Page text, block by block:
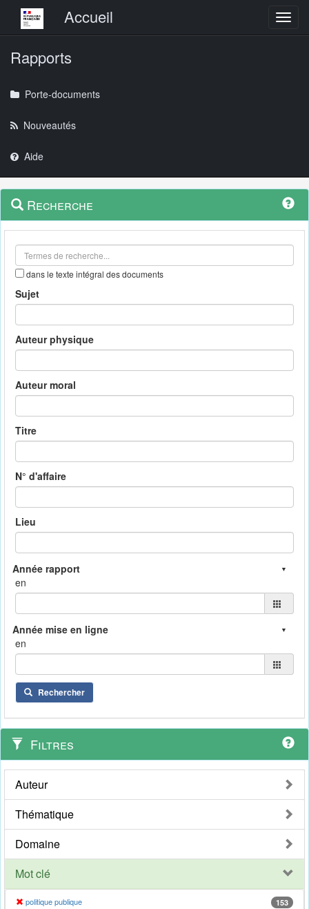
Menu principalAccueil
Rapports
Porte-documents
Nouveautés
Aide
Navigation
outils
Menu
contextuel
Recherche
dans le texte intégral des documents
Sujet
Auteur physique
Auteur moral
Titre
N° d'affaire
Lieu
en
en
Rechercher
Filtres
Auteur
Thématique
Domaine
Mot clé
politique publique 153